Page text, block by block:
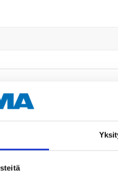
Andra